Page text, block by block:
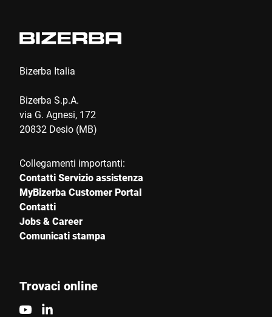
Bizerba Italia
Bizerba S.p.A.
via G. Agnesi, 172
20832 Desio (MB)
Collegamenti importanti:
Contatti Servizio assistenza
MyBizerba Customer Portal
Contatti
Jobs & Career
Comunicati stampa
Trovaci online